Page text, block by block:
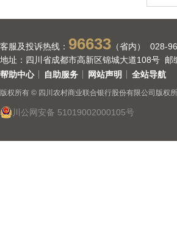
客服及投诉热线： 96633 （省内） 028-
地址：四川省成都市高新区锦城大道108号 邮
帮助中心
自助服务 网站声明 全站导航
版权所有 © 四川农村商业联合银行股份有限公司版权
川公网安备 51019002000105号